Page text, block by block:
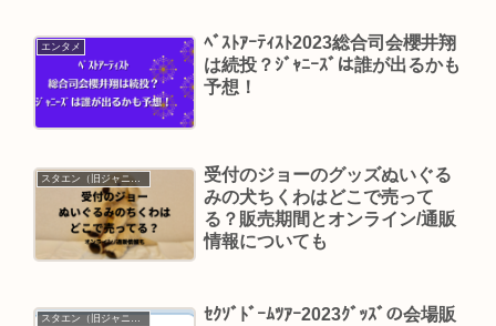
エンタメ
ﾍﾞｽﾄｱｰﾃｨｽﾄ2023総合司会櫻井翔
は続投？ｼﾞｬﾆｰｽﾞは誰が出るかも
予想！
受付のジョーのグッズぬいぐる
みの犬ちくわはどこで売って
る？販売期間とオンライン/通販
情報についても
ｾｸｿﾞﾄﾞｰﾑﾂｱｰ2023ｸﾞｯｽﾞの会場販